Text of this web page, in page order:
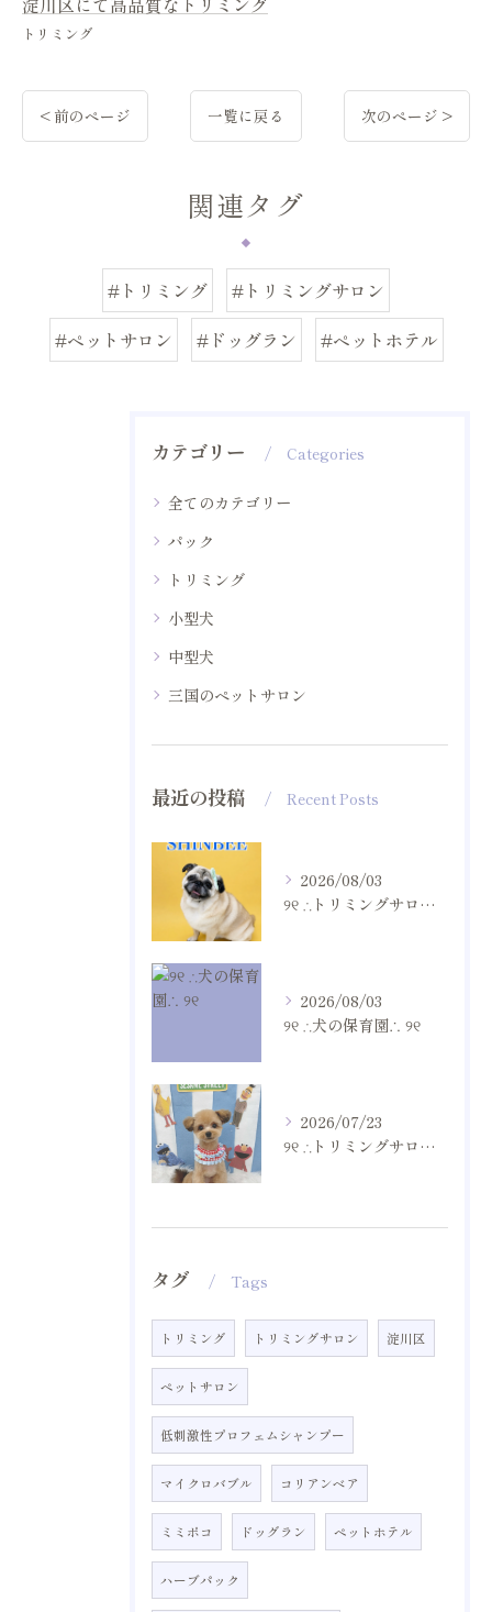
トリミング
< 前のページ 一覧に戻る 次のページ >
関連タグ
#トリミング
#トリミングサロン
#ペットサロン
#ドッグラン #ペットホテル
カテゴリー Categories
全てのカテゴリー
パック
トリミング
小型犬
中型犬
三国のペットサロン
最近の投稿 Recent Posts
2026/08/03
୨୧ ∴トリミングサロン∴ ୨୧
2026/08/03
୨୧ ∴犬の保育園∴ ୨୧
2026/07/23
୨୧ ∴トリミングサロン∴ ୨୧
タグ Tags
トリミング トリミングサロン 淀川区
ペットサロン
低刺激性プロフェムシャンプー
マイクロバブル コリアンベア
ミミポコ ドッグラン ペットホテル
ハーブパック